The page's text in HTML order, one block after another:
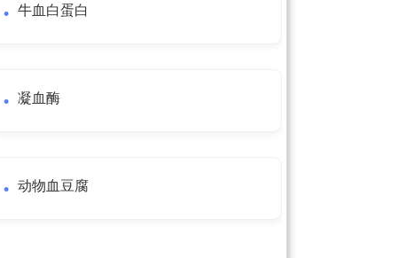
牛血白蛋白
凝血酶
动物血豆腐